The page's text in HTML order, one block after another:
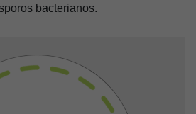
bacterianos.